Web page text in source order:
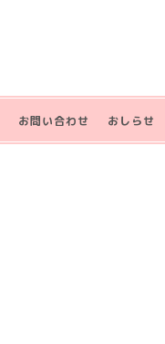
お問い合わせ おしらせ